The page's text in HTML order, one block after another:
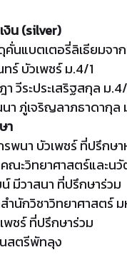
งิน (silver)
คั่นแบตเตอรี่ลิเธียมจา
ร์ บัวเพชร์ ม.4/1
วีระประเสริฐสกุล ม
า ภู่​เจริญ​ลาภ​ธ​า​ดา​กุล​
า
พนา บัวเพชร์ ที่ปรึกษ
คณะวิทยาศาสตร์และ
มีวาสนา ที่ปรึกษาร่วม
ำนักวิชาวิทยาศาสตร์
ชร์ ที่ปรึกษาร่วม
สตรีพัทลุง